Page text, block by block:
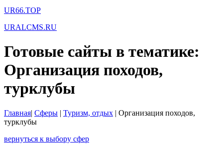
UR66.TOP
URALCMS.RU
Готовые сайты в тематике:
Организация походов,
турклубы
Главная| Сферы | Туризм, отдых | Организация походов,
турклубы
вернуться к выбору сфер